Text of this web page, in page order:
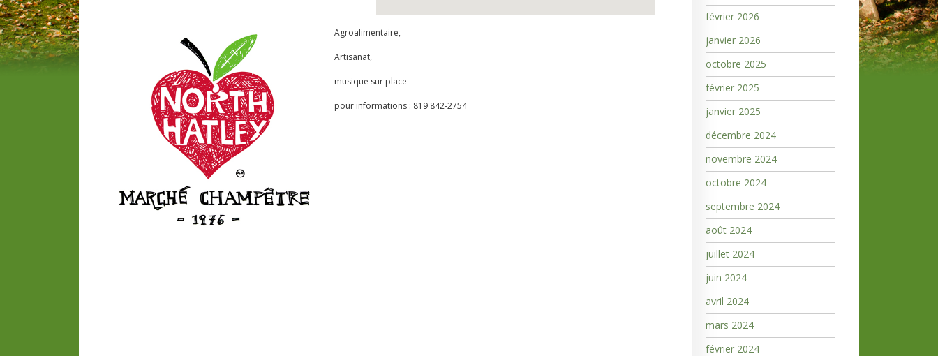
Agroalimentaire,
Artisanat,
musique sur place
pour informations : 819 842-2754
février 2026
janvier 2026
octobre 2025
février 2025
janvier 2025
décembre 2024
novembre 2024
octobre 2024
septembre 2024
août 2024
juillet 2024
juin 2024
avril 2024
mars 2024
février 2024